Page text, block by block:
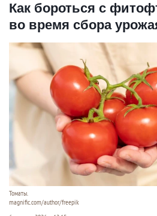
Как бороться с
во время сбора
Томаты.
magnific.com/author/freepik